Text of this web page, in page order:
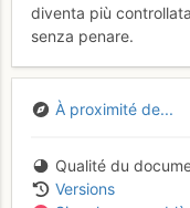
diventa più
senza penare.
À proximité de...
Qualité du
Versions